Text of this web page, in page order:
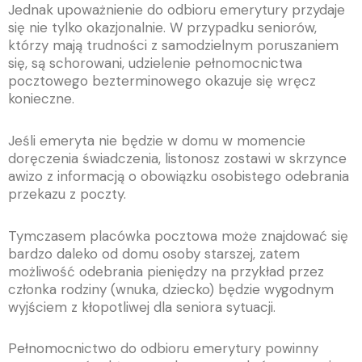
Jednak upoważnienie do odbioru emerytury przydaje
się nie tylko okazjonalnie. W przypadku seniorów,
którzy mają trudności z samodzielnym poruszaniem
się, są schorowani, udzielenie pełnomocnictwa
pocztowego bezterminowego okazuje się wręcz
konieczne.
Jeśli emeryta nie będzie w domu w momencie
doręczenia świadczenia, listonosz zostawi w skrzynce
awizo z informacją o obowiązku osobistego odebrania
przekazu z poczty.
Tymczasem placówka pocztowa może znajdować się
bardzo daleko od domu osoby starszej, zatem
możliwość odebrania pieniędzy na przykład przez
członka rodziny (wnuka, dziecko) będzie wygodnym
wyjściem z kłopotliwej dla seniora sytuacji.
Pełnomocnictwo do odbioru emerytury powinny